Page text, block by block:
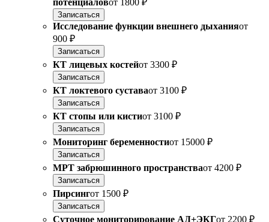
Записаться
Исследование функции внешнего дыханияот
900 ₽
Записаться
КТ лицевых костейот 3300 ₽
Записаться
КТ локтевого суставаот 3100 ₽
Записаться
КТ стопы или кистиот 3100 ₽
Записаться
Мониторинг беременностиот 15000 ₽
Записаться
МРТ забрюшинного пространстваот 4200 ₽
Записаться
Пирсингот 1500 ₽
Записаться
Суточное мониторирование АД+ЭКГот 2200 ₽